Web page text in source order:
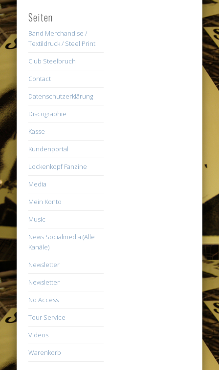
Seiten
Band Merchandise /
Textildruck / Steel Print
Club Steelbruch
Contact
Datenschutzerklärung
Discographie
Kasse
Kundenportal
Lockenkopf Fanzine
Media
Mein Konto
Music
News Socialmedia (Alle
Kanäle)
Newsletter
Newsletter
No Access
Tour Service
Videos
Warenkorb